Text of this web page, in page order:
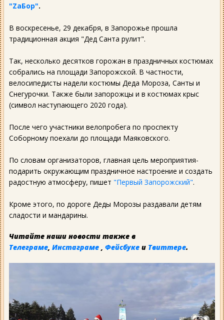
"ZаБор".
В воскресенье, 29 декабря, в Запорожье прошла
традиционная акция "Дед Санта рулит".
Так, несколько десятков горожан в праздничных костюмах
собрались на площади Запорожской. В частности,
велосипедисты надели костюмы Деда Мороза, Санты и
Снегурочки. Также были запорожцы и в костюмах крыс
(символ наступающего 2020 года).
После чего участники велопробега по проспекту
Соборному поехали до площади Маяковского.
По словам организаторов, главная цель мероприятия-
подарить окружающим праздничное настроение и создать
радостную атмосферу, пишет "Первый Запорожский".
Кроме этого, по дороге Деды Морозы раздавали детям
сладости и мандарины.
Читайте наши новости также в
Телеграме, Инстаграме , Фейсбуке и Твиттере.